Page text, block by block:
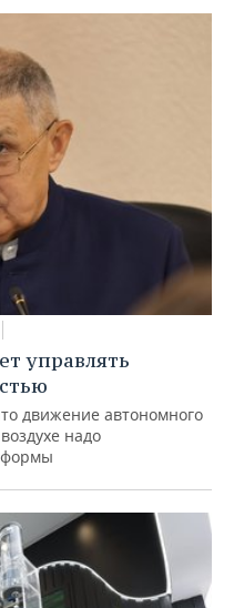
управлять
движение автономного
надо